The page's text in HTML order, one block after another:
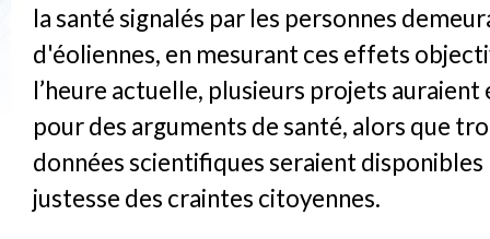
la santé signalés par les personnes
d'éoliennes, en mesurant ces effets
l’heure actuelle, plusieurs projets auraient
pour des arguments de santé, alors que
données scientifiques seraient
justesse des craintes citoyennes.